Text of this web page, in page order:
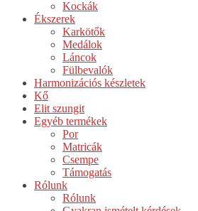
Kockák
Ékszerek
Karkötők
Medálok
Láncok
Fülbevalók
Harmonizációs készletek
Kő
Elit szungit
Egyéb termékek
Por
Matricák
Csempe
Támogatás
Rólunk
Rólunk